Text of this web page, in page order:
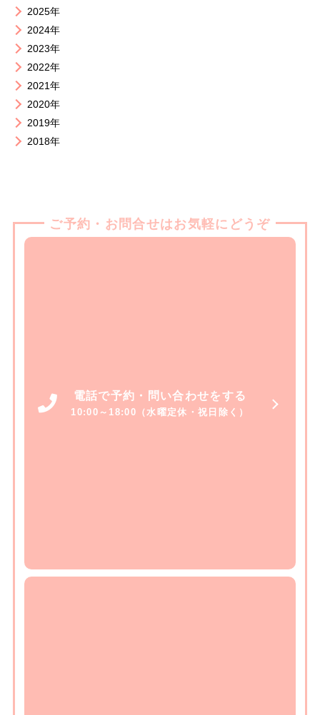
2025年
2024年
2023年
2022年
2021年
2020年
2019年
2018年
ご予約・お問合せはお気軽にどうぞ
電話で予約・問い合わせをする
10:00～18:00（水曜定休・祝日除く）